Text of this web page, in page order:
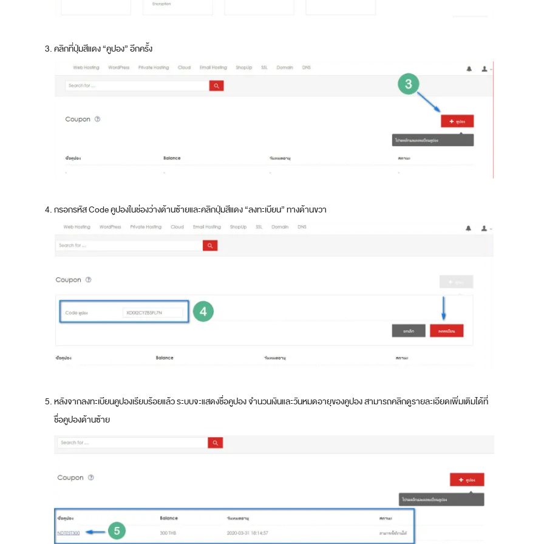
คลิกที่ปุ่มสีแดง “คูปอง” อีกครั้ง
กรอกรหัส Code คูปองในช่องว่างด้านซ้ายและคลิกปุ่มสีแดง “ลงทะเบียน” ทางด้านขวา
หลังจากลงทะเบียนคูปองเรียบร้อยแล้ว ระบบจะแสดงชื่อคูปอง จำนวนเงินและวันหมดอายุของคูปอง สามารถคลิกดูรายละเอียดเพิ่มเติมได้ที่
ชื่อคูปองด้านซ้าย